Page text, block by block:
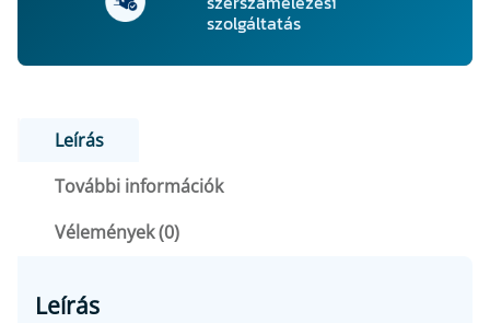
y
szolgáltatás
Leírás
További információk
Vélemények (0)
Leírás